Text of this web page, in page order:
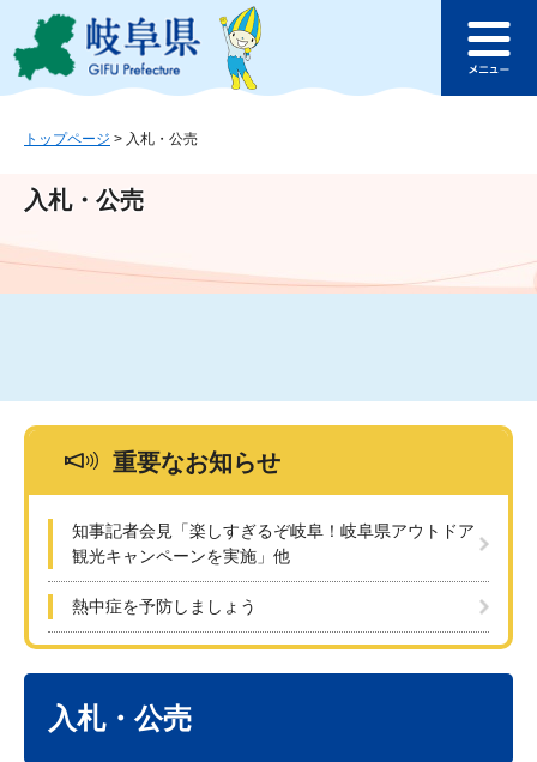
ジ
ュ
文
このページの本文へ
ュ
トップページ > 入札・公売
入札・公売
重要なお知らせ
知事記者会見「楽しすぎるぞ岐阜！岐阜県アウトドア
観光キャンペーンを実施」他
熱中症を予防しましょう
入札・公売